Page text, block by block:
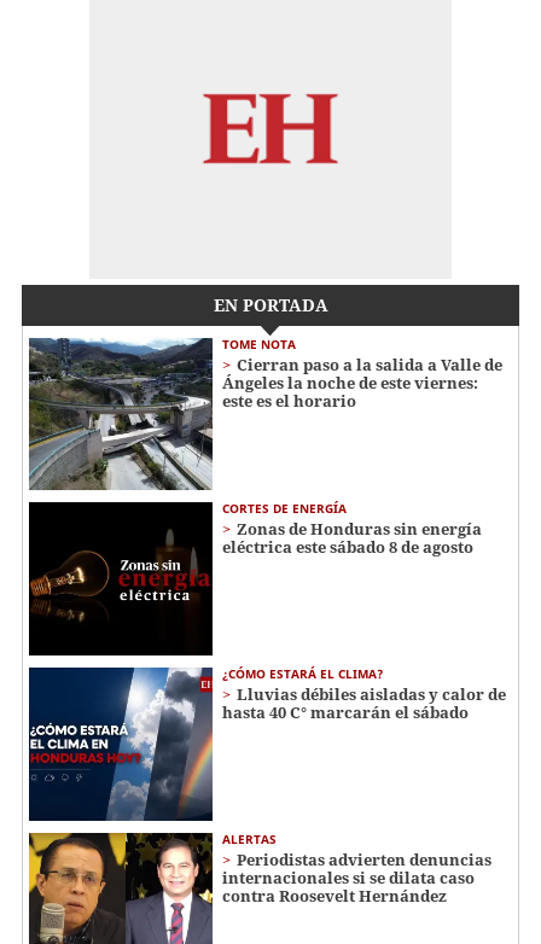
EN PORTADA
TOME NOTA
Cierran paso a la salida a Valle de
Ángeles la noche de este viernes:
este es el horario
CORTES DE ENERGÍA
Zonas de Honduras sin energía
eléctrica este sábado 8 de agosto
¿CÓMO ESTARÁ EL CLIMA?
Lluvias débiles aisladas y calor de
hasta 40 C° marcarán el sábado
ALERTAS
Periodistas advierten denuncias
internacionales si se dilata caso
contra Roosevelt Hernández